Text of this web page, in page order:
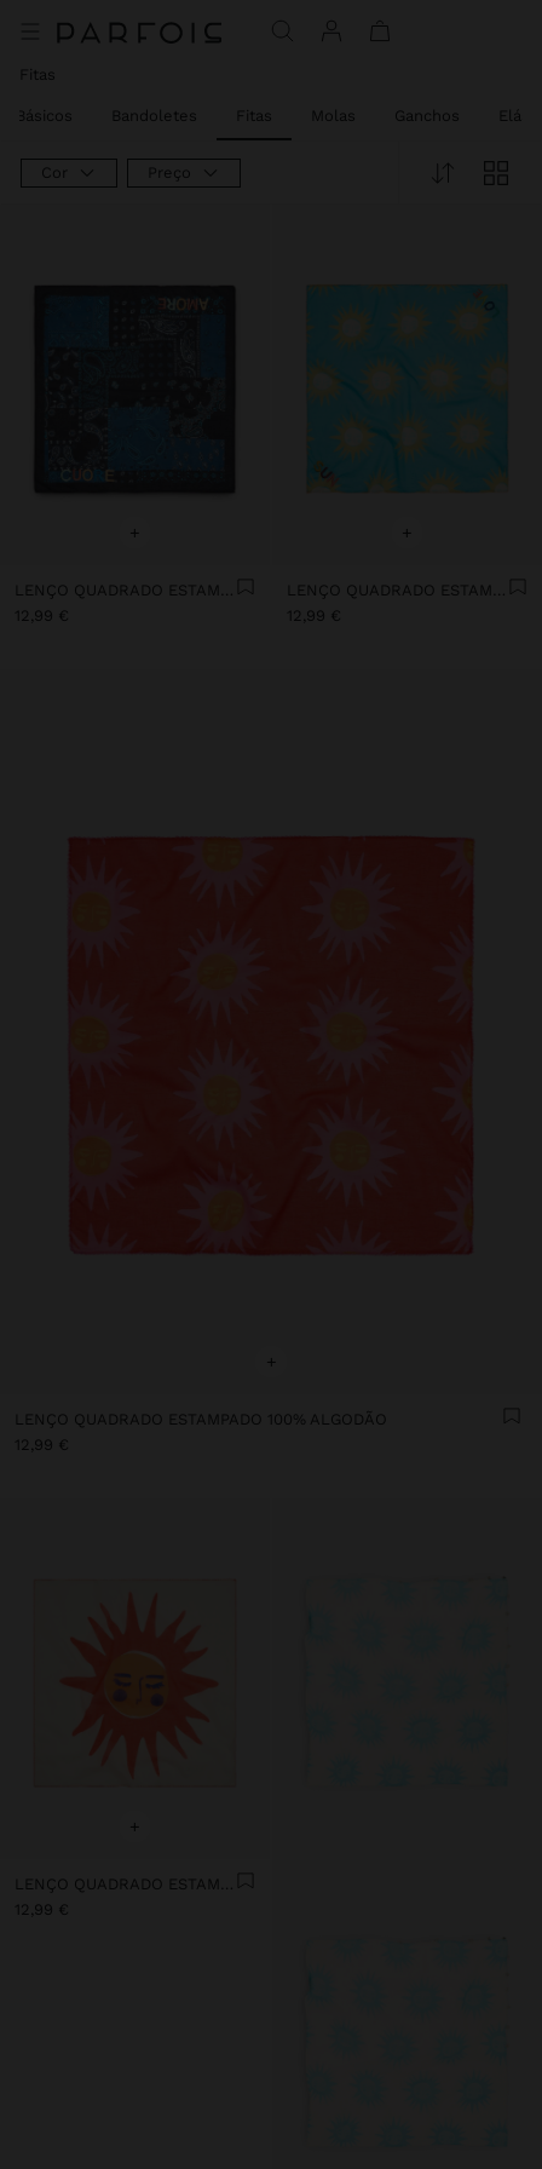
Fitas
Básicos Bandoletes Fitas Molas Ganchos
Cor Preço
+
LENÇO QUADRADO ESTAMPADO AMORE 100% ALGODÃO
12,99 €
+
LENÇO QUADRADO ESTAMPADO LOVE - SUN 100% ALGODÃO
12,99 €
+
LENÇO QUADRADO ESTAMPADO 100% ALGODÃO
12,99 €
+
LENÇO QUADRADO ESTAMPADO DE SOL 100% ALGODÃO
12,99 €